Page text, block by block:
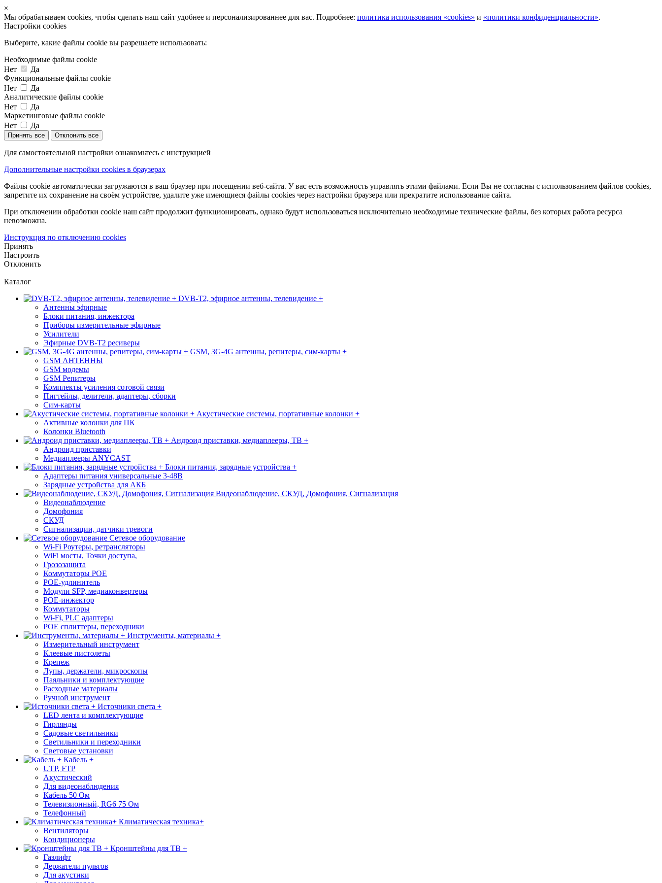
×
Мы обрабатываем cookies, чтобы сделать наш сайт удобнее и персонализированнее для вас. Подробнее: политика использования «cookies» и «политики конфиденциальности».
Настройки cookies
Выберите, какие файлы cookie вы разрешаете использовать:
Необходимые файлы cookie
Нет
Да
Функциональные файлы cookie
Нет
Да
Аналитические файлы cookie
Нет
Да
Маркетинговые файлы cookie
Нет
Да
Принять все Отклонить все
Для самостоятельной настройки ознакомьтесь с инструкцией
Дополнительные настройки cookies в браузерах
Файлы cookie автоматически загружаются в ваш браузер при посещении веб-сайта. У вас есть возможность управлять этими файлами. Если Вы не согласны с использованием файлов cookies,
запретите их сохранение на своём устройстве, удалите уже имеющиеся файлы cookies через настройки браузера или прекратите использование сайта.
При отключении обработки cookie наш сайт продолжит функционировать, однако будут использоваться исключительно необходимые технические файлы, без которых работа ресурса
невозможна.
Инструкция по отключению cookies
Принять
Настроить
Отклонить
Каталог
DVB-T2, эфирное антенны, телевидение +
Антенны эфирные
Блоки питания, инжектора
Приборы измерительные эфирные
Усилители
Эфирные DVB-T2 ресиверы
GSM, 3G-4G антенны, репитеры, сим-карты +
GSM АНТЕННЫ
GSM модемы
GSM Репитеры
Комплекты усиления сотовой связи
Пигтейлы, делители, адаптеры, сборки
Сим-карты
Акустические системы, портативные колонки +
Активные колонки для ПК
Колонки Bluetooth
Андроид приставки, медиаплееры, ТВ +
Андроид приставки
Медиаплееры ANYCAST
Блоки питания, зарядные устройства +
Адаптеры питания универсальные 3-48В
Зарядные устройства для АКБ
Видеонаблюдение, СКУД, Домофония, Сигнализация
Видеонаблюдение
Домофония
СКУД
Сигнализации, датчики тревоги
Сетевое оборудование
Wi-Fi Роутеры, ретрансляторы
WiFi мосты, Точки доступа,
Грозозащита
Коммутаторы POE
POE-удлинитель
Модули SFP, медиаконвертеры
POE-инжектор
Коммутаторы
Wi-Fi, PLC адаптеры
POE сплиттеры, переходники
Инструменты, материалы +
Измерительный инструмент
Клеевые пистолеты
Крепеж
Лупы, держатели, микроскопы
Паяльники и комплектующие
Расходные материалы
Ручной инструмент
Источники света +
LED лента и комплектующие
Гирлянды
Садовые светильники
Светильники и переходники
Световые установки
Кабель +
UTP, FTP
Акустический
Для видеонаблюдения
Кабель 50 Ом
Телевизионный, RG6 75 Ом
Телефонный
Климатическая техника+
Вентиляторы
Кондиционеры
Кронштейны для ТВ +
Газлифт
Держатели пультов
Для акустики